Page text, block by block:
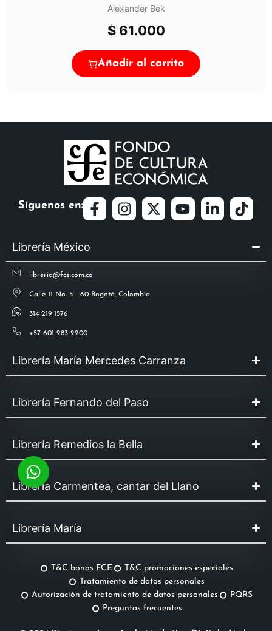
Alexander Bek
$61.000
Añadir al carrito
Síguenos en:
Librería México
libreria@fce.com.co
Calle 11 No. 5 - 60 Bogotá, Colombia
314 219 1576
+57 601 283 2200
Librería María Mercedes Carranza
Librería Fernando del Paso
Librería Remedios la Bella
Librería Carmentea, cantar del Llano
Librería María
T&C bonos FCE
T&C promociones especiales
Tratamiento de datos personales
Autorización de tratamiento de datos personales
PQRS
Preguntas frecuentes